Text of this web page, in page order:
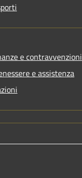
e contravvenzioni
e assistenza